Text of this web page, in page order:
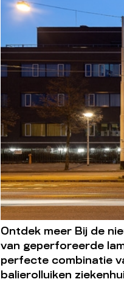
Ontdek meer Bij de
van geperforeerde
perfecte combinatie
balierolluiken